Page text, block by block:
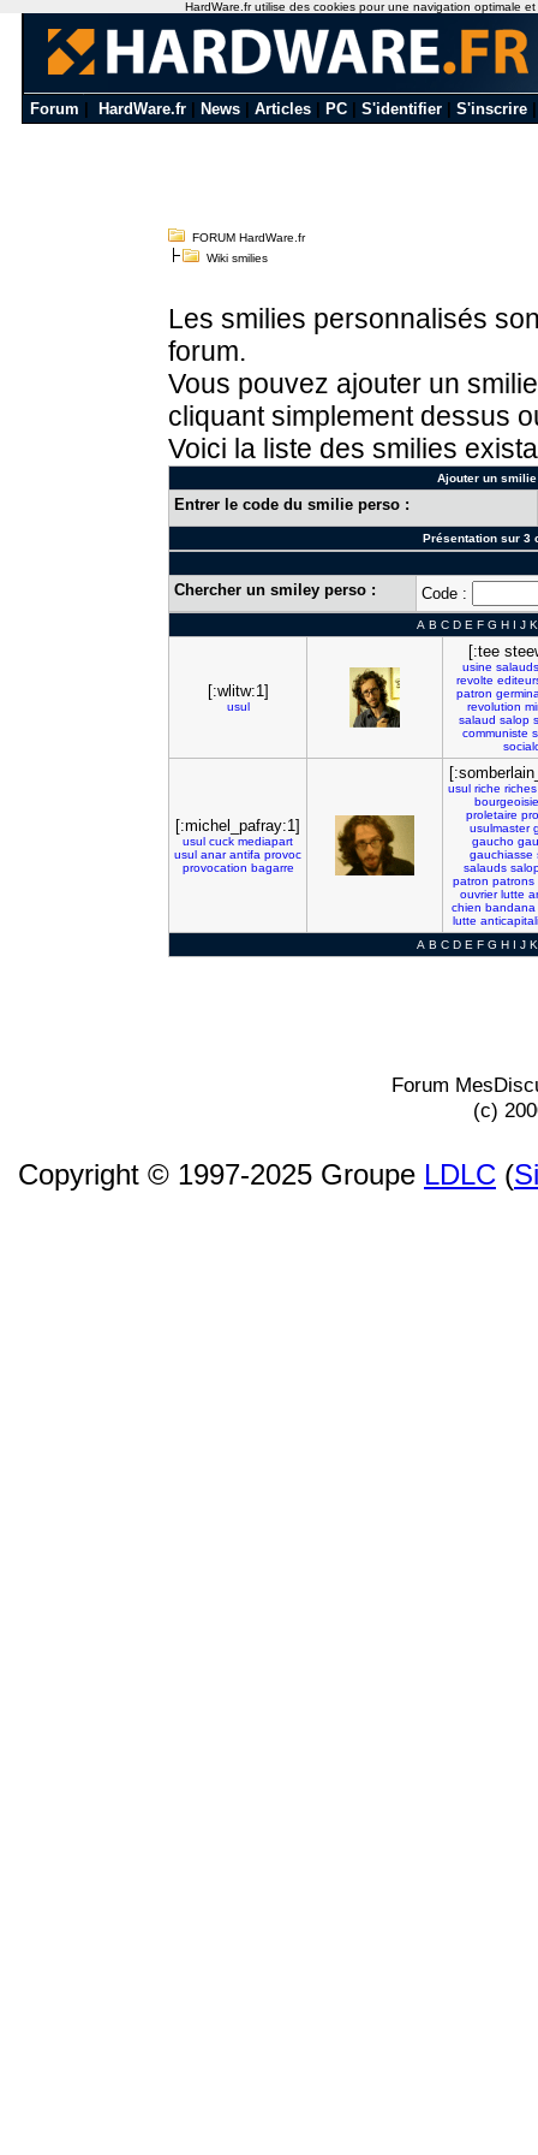
Forum HardWare.fr News Articles PC S'identifier S'inscrire
FORUM HardWare.fr
Wiki smilies
Les smilies personnalisés
forum.
Vous pouvez ajouter un
cliquant simplement dessus
Voici la liste des smilies
Ajouter un
Entrer le code du smilie perso :
Présentation sur 3
Chercher un smiley perso : Code :
A B C D E F G H I J K
[:wlitw:1]
usul
[:tee
usine salauds
revolte
patron
revolution
salaud salop
communiste
[:michel_pafray:1]
usul cuck mediapart
usul anar antifa provoc
provocation bagarre
usul riche riches
bourgeoisie
proletaire
usulmaster
gaucho
gauchiasse
salauds
patron patrons
ouvrier lutte
chien bandana
lutte
A B C D E F G H I J K
Forum
(c)
Copyright © 1997-2025 Groupe LDLC (
HardWare.fr utilise des cookies pour une navigation optimale